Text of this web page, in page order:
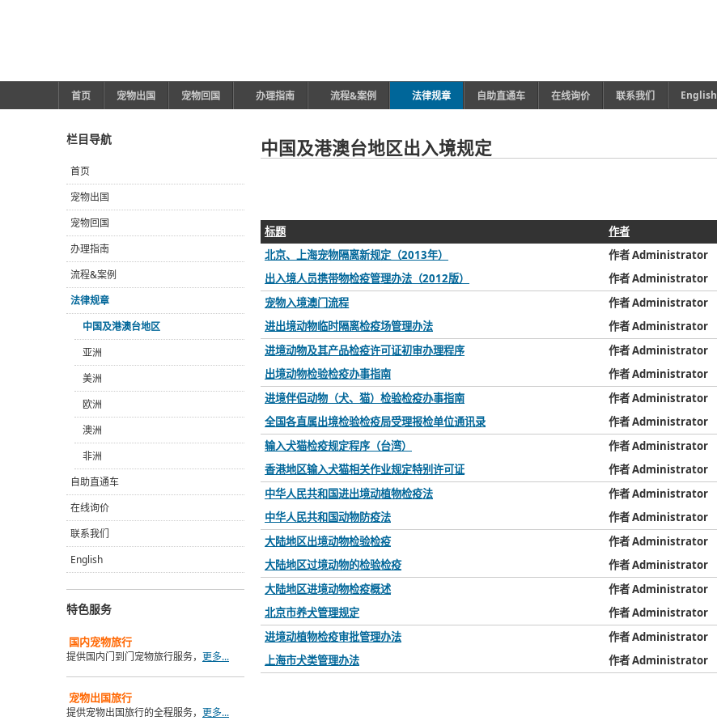
首页 宠物出国 宠物回国 办理指南 流程&案例 法律规章 自助直通车 在线询价 联系我们 English
中国及港澳台地区出入境规定
标题 作者
北京、上海宠物隔离新规定（2013年）
作者 Administrator
出入境人员携带物检疫管理办法（2012版）
作者 Administrator
宠物入境澳门流程
作者 Administrator
进出境动物临时隔离检疫场管理办法
作者 Administrator
进境动物及其产品检疫许可证初审办理程序
作者 Administrator
出境动物检验检疫办事指南
作者 Administrator
进境伴侣动物（犬、猫）检验检疫办事指南
作者 Administrator
全国各直属出境检验检疫局受理报检单位通讯录
作者 Administrator
输入犬猫检疫规定程序（台湾）
作者 Administrator
香港地区输入犬猫相关作业规定特别许可证
作者 Administrator
中华人民共和国进出境动植物检疫法
作者 Administrator
中华人民共和国动物防疫法
作者 Administrator
大陆地区出境动物检验检疫
作者 Administrator
大陆地区过境动物的检验检疫
作者 Administrator
大陆地区进境动物检疫概述
作者 Administrator
北京市养犬管理规定
作者 Administrator
进境动植物检疫审批管理办法
作者 Administrator
上海市犬类管理办法
作者 Administrator
栏目导航
首页
宠物出国
宠物回国
办理指南
流程&案例
法律规章
中国及港澳台地区
亚洲
美洲
欧洲
澳洲
非洲
自助直通车
在线询价
联系我们
English
特色服务
国内宠物旅行
提供国内门到门宠物旅行服务， 更多...
宠物出国旅行
提供宠物出国旅行的全程服务， 更多...